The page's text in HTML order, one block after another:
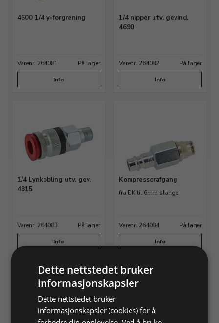
4600 1/4 y-forgrening
Varenr. 264081 På lager
Info
1/4 nipper utv. gevind.
4690
Varenr. 264082 På lager
Info
1/4 Lynkobling utv. gev.
4815
Varenr. 264083 På lager
Info
Kompressorafgang
fra DK til 6mm slange
Varenr. 264084 På lager
Info
Dette nettstedet bruker
informasjonskapsler
Dette nettstedet bruker
informasjonskapsler (cookies) for å